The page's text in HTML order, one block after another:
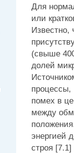
Для
или
Известно,
(свыше
долей
помех в
между
энергией
строя [7.1]